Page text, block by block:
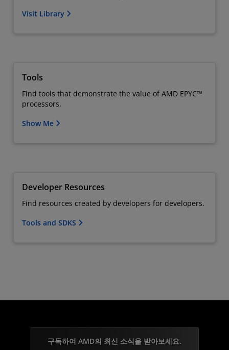
Visit Library
Tools
Find tools that demonstrate the value of AMD EPYC™
processors.
Show Me
Developer Resources
Find resources created by developers for developers.
Tools and SDKS
구독하여 AMD의 최신 소식을 받아보세요.